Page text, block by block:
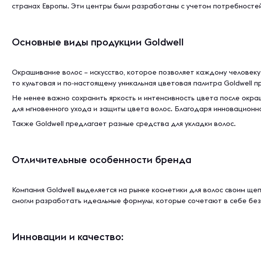
странах Европы. Эти центры были разработаны с учетом
Основные виды продукции Goldwell
Окрашивание волос – искусство, которое позволяет каждому
то культовая и по-настоящему уникальная цветовая палитра
Не менее важно сохранить яркость и интенсивность цвета после
для мгновенного ухода и защиты цвета волос. Благодаря
Также Goldwell предлагает разные средства для укладки волос.
Отличительные особенности бренда
Компания Goldwell выделяется на рынке косметики для волос своим
смогли разработать идеальные формулы, которые сочетают в себе
Инновации и качество: